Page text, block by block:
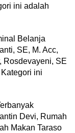
ini adalah
Belanja
SE, M. Acc,
Rosdevayeni, SE
ini
Devi, Rumah
Makan Taraso